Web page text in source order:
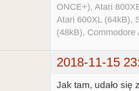
ONCE+), Atari
Atari 600XL (64kB),
(48kB),
2018-11-15
Jak tam, udało się